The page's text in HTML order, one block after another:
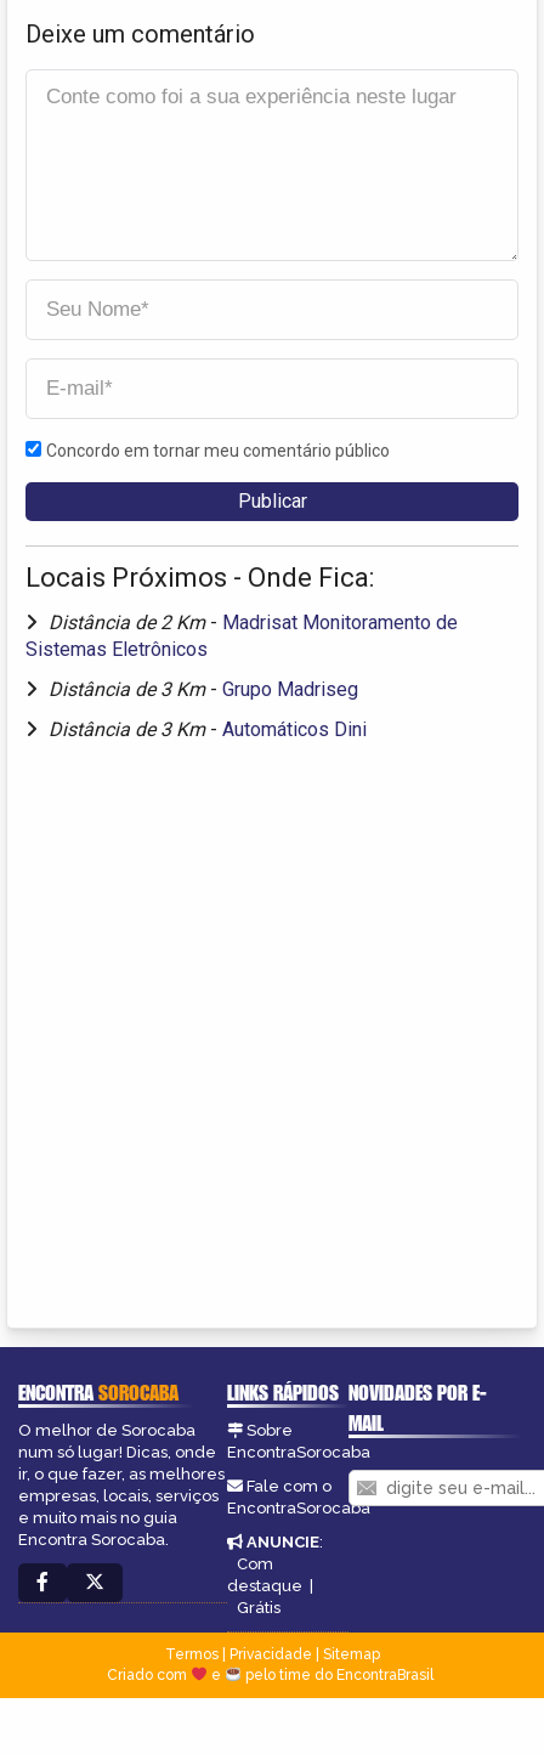
Deixe um comentário
Concordo em tornar meu comentário público
Locais Próximos - Onde Fica:
Distância de 2 Km - Madrisat Monitoramento de
Sistemas Eletrônicos
Distância de 3 Km - Grupo Madriseg
Distância de 3 Km - Automáticos Dini
ENCONTRASOROCABA
O melhor de Sorocaba
num só lugar! Dicas, onde
ir, o que fazer, as melhores
empresas, locais, serviços
e muito mais no guia
Encontra Sorocaba.
LINKS RÁPIDOS
Sobre
EncontraSorocaba
Fale com o
EncontraSorocaba
ANUNCIE:
Com
destaque |
Grátis
NOVIDADES POR E-
MAIL
Termos| Privacidade
Sitemap
Criado com
e pelo time do EncontraBrasil